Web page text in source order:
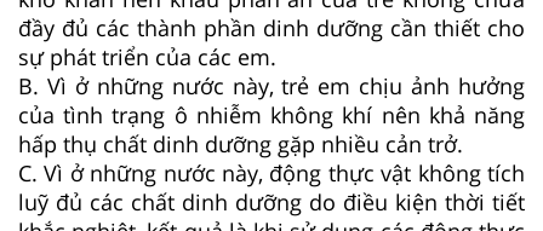
đầy đủ các thành phần dinh dưỡng cần thiết cho
sự phát triển của các em.
B. Vì ở những nước này, trẻ em chịu ảnh hưởng
của tình trạng ô nhiễm không khí nên khả năng
hấp thụ chất dinh dưỡng gặp nhiều cản trở.
C. Vì ở những nước này, động thực vật không tích
luỹ đủ các chất dinh dưỡng do điều kiện thời tiết